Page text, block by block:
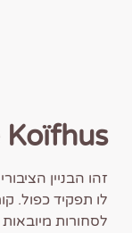
Koïfhus
זהו הבניין
לו תפקיד כפול.
לסחורות